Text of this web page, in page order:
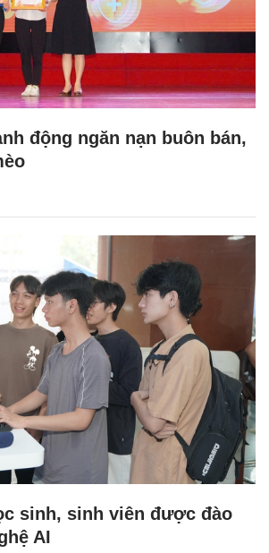
động ngăn nạn buôn bán,
sinh, sinh viên được đào
AI